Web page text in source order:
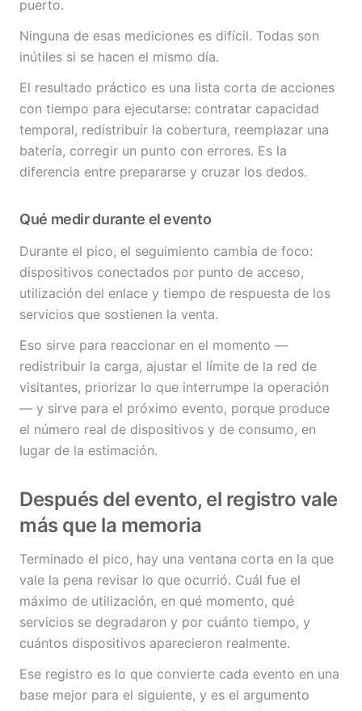
puerto.
Ninguna de esas mediciones es difícil. Todas son
inútiles si se hacen el mismo día.
El resultado práctico es una lista corta de acciones
con tiempo para ejecutarse: contratar capacidad
temporal, redistribuir la cobertura, reemplazar una
batería, corregir un punto con errores. Es la
diferencia entre prepararse y cruzar los dedos.
Qué medir durante el evento
Durante el pico, el seguimiento cambia de foco:
dispositivos conectados por punto de acceso,
utilización del enlace y tiempo de respuesta de los
servicios que sostienen la venta.
Eso sirve para reaccionar en el momento —
redistribuir la carga, ajustar el límite de la red de
visitantes, priorizar lo que interrumpe la operación
— y sirve para el próximo evento, porque produce
el número real de dispositivos y de consumo, en
lugar de la estimación.
Después del evento, el registro vale
más que la memoria
Terminado el pico, hay una ventana corta en la que
vale la pena revisar lo que ocurrió. Cuál fue el
máximo de utilización, en qué momento, qué
servicios se degradaron y por cuánto tiempo, y
cuántos dispositivos aparecieron realmente.
Ese registro es lo que convierte cada evento en una
base mejor para el siguiente, y es el argumento